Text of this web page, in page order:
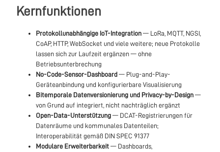
Kernfunktionen
Protokollunabhängige IoT-Integration— LoRa, MQTT, NGSI,
CoAP, HTTP, WebSocket und viele weitere; neue Protokolle
lassen sich zur Laufzeit ergänzen — ohne
Betriebsunterbrechung
No-Code-Sensor-Dashboard— Plug-and-Play-
Geräteanbindung und konfigurierbare Visualisierung
Bitemporale Datenversionierung und Privacy-by-Design—
von Grund auf integriert, nicht nachträglich ergänzt
Open-Data-Unterstützung— DCAT-Registrierungen für
Datenräume und kommunales Datenteilen;
Interoperabilität gemäß DIN SPEC 91377
Modulare Erweiterbarkeit— Dashboards,